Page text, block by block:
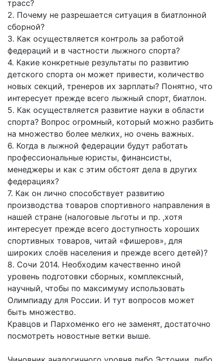
трасс?
2. Почему не разрешается ситуация в биатлонной
сборной?
3. Как осуществляется контроль за работой
федераций и в частности лыжного спорта?
4. Какие конкретные результаты по развитию
детского спорта он может привести, количество
новых секций, тренеров их зарплаты? Понятно, что
интересует прежде всего лыжный спорт, биатлон.
5. Как осуществляется развитие науки в области
спорта? Вопрос огромный, который можно разбить
на множество более мелких, но очень важных.
6. Когда в лыжной федерации будут работать
профессиональные юристы, финансисты,
менеджеры и как с этим обстоят дела в других
федерациях?
7. Как он лично способствует развитию
производства товаров спортивного направления в
нашей стране (налоговые льготы и пр. ,хотя
интересует прежде всего доступность хороших
спортивных товаров, читай «фишеров», для
широких слоёв населения и прежде всего детей)?
8. Сочи 2014. Необходим качественно иной
уровень подготовки сборных, комплексный,
научный, чтобы по максимуму использовать
Олимпиаду для России. И тут вопросов может
быть множество.
Кравцов и Пархоменко его не заменят, достаточно
посмотреть новостные ветки выше.